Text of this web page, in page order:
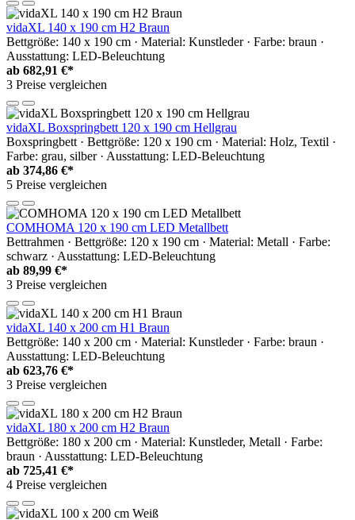
vidaXL 140 x 190 cm H2 Braun
Bettgröße: 140 x 190 cm · Material: Kunstleder · Farbe: braun ·
Ausstattung: LED-Beleuchtung
ab 682,91 €*
3 Preise vergleichen
vidaXL Boxspringbett 120 x 190 cm Hellgrau
Boxspringbett · Bettgröße: 120 x 190 cm · Material: Holz, Textil ·
Farbe: grau, silber · Ausstattung: LED-Beleuchtung
ab 374,86 €*
5 Preise vergleichen
COMHOMA 120 x 190 cm LED Metallbett
Bettrahmen · Bettgröße: 120 x 190 cm · Material: Metall · Farbe:
schwarz · Ausstattung: LED-Beleuchtung
ab 89,99 €*
3 Preise vergleichen
vidaXL 140 x 200 cm H1 Braun
Bettgröße: 140 x 200 cm · Material: Kunstleder · Farbe: braun ·
Ausstattung: LED-Beleuchtung
ab 623,76 €*
3 Preise vergleichen
vidaXL 180 x 200 cm H2 Braun
Bettgröße: 180 x 200 cm · Material: Kunstleder, Metall · Farbe:
braun · Ausstattung: LED-Beleuchtung
ab 725,41 €*
4 Preise vergleichen